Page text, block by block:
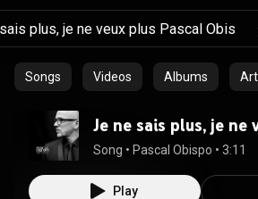
Songs Videos Albums
Je ne sais plus, je ne
Song • Pascal Obispo • 3:11
Play